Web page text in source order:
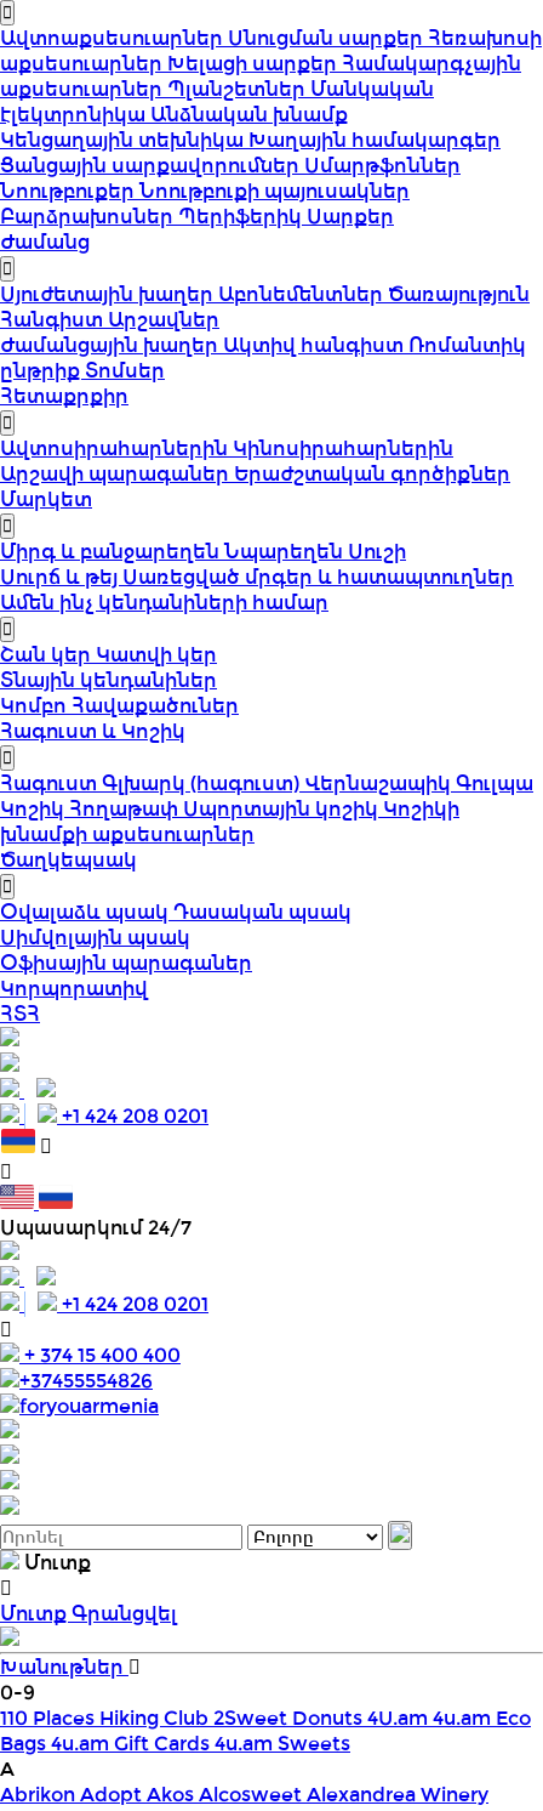
Ավտոաքսեսուարներ Սնուցման սարքեր Հեռախոսի
աքսեսուարներ Խելացի սարքեր Համակարգչային
աքսեսուարներ Պլանշետներ Մանկական
էլեկտրոնիկա Անձնական խնամք
Կենցաղային տեխնիկա Խաղային համակարգեր
Ցանցային սարքավորումներ Սմարթֆոններ
ՆոութբուքերՆոութբուքի պայուսակներ
Բարձրախոսներ Պերիֆերիկ Սարքեր
Ժամանց
Սյուժետային խաղեր Աբոնեմենտներ Ծառայություն
Հանգիստ Արշավներ
Ժամանցային խաղեր Ակտիվ հանգիստ Ռոմանտիկ
ընթրիք Տոմսեր
Հետաքրքիր
Ավտոսիրահարներին Կինոսիրահարներին
Արշավի պարագաներ Երաժշտական գործիքներ
Մարկետ
Միրգ և բանջարեղենՆպարեղեն Սուշի
Սուրճ և թեյ Սառեցված մրգեր և հատապտուղներ
Ամեն ինչ կենդանիների համար
Շան կեր Կատվի կեր
Տնային կենդանիներ
Կոմբո Հավաքածուներ
Հագուստ և Կոշիկ
Հագուստ Գլխարկ (հագուստ) Վերնաշապիկ Գուլպա
Կոշիկ Հողաթափ Սպորտային կոշիկ Կոշիկի
խնամքի աքսեսուարներ
Ծաղկեպսակ
Օվալաձև պսակ Դասական պսակ
Սիմվոլային պսակ
Օֆիսային պարագաներ
Կորպորատիվ
ՀՏՀ
+1 424 208 0201
Սպասարկում 24/7
+1 424 208 0201
+ 374 15 400 400
+37455554826
foryouarmenia
Մուտք
ՄուտքԳրանցվել
Խանութներ
0-9
110 Places Hiking Club 2Sweet Donuts4U.am 4u.am Eco
Bags4u.am Gift Cards4u.am Sweets
A
AbrikonAdoptAkosAlcosweetAlexandrea Winery